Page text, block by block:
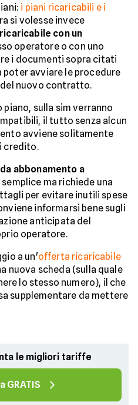
i piani ricaricabili e i
si volesse invece
con un
operatore o con uno
i documenti sopra citati
poter avviare le procedure
nuovo contratto.
sulla sim verranno
il tutto senza alcun
avviene solitamente
credito.
da abbonamento a
ma richiede una
per evitare inutili spese
informarsi bene sugli
anticipata del
operatore.
a un'offerta ricaricabile
nuova scheda (sulla quale
lo stesso numero), il che
supplementare da mettere
le migliori tariffe
GRATIS